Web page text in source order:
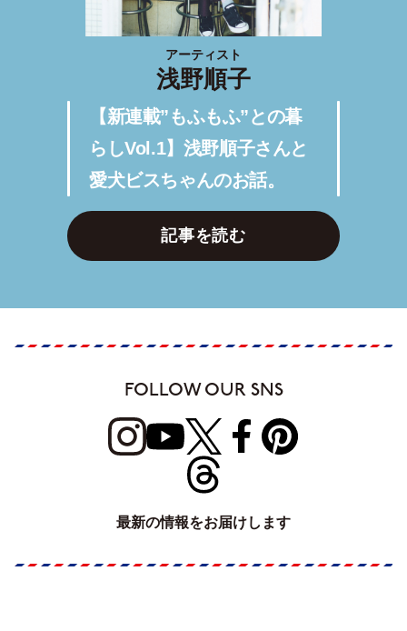
アーティスト
浅野順子
【新連載”もふもふ”との暮
らしVol.1】浅野順子さんと
愛犬ビスちゃんのお話。
記事を読む
FOLLOW OUR SNS
最新の情報をお届けします